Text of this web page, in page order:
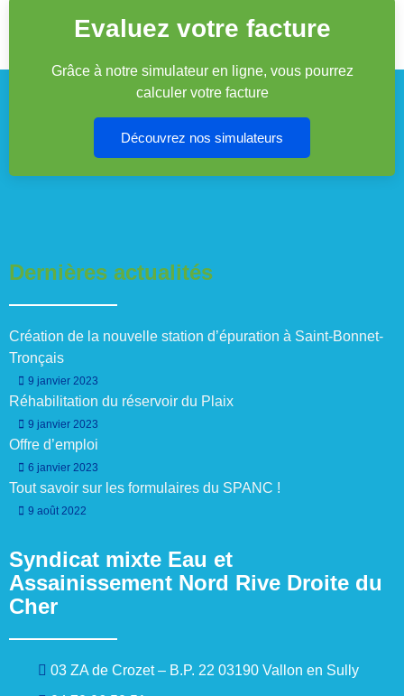
Evaluez votre facture
Grâce à notre simulateur en ligne, vous pourrez
calculer votre facture
Découvrez nos simulateurs
Dernières actualités
Création de la nouvelle station d’épuration à Saint-Bonnet-
Tronçais
9 janvier 2023
Réhabilitation du réservoir du Plaix
9 janvier 2023
Offre d’emploi
6 janvier 2023
Tout savoir sur les formulaires du SPANC !
9 août 2022
Syndicat mixte Eau et
Assainissement Nord Rive Droite du
Cher
03 ZA de Crozet – B.P. 22 03190 Vallon en Sully